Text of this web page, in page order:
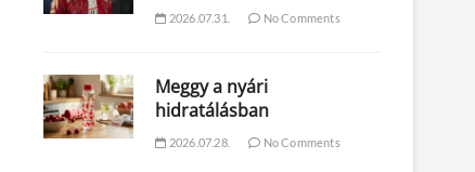
2026.07.31. No Comments
Meggy a nyári
hidratálásban
2026.07.28. No Comments